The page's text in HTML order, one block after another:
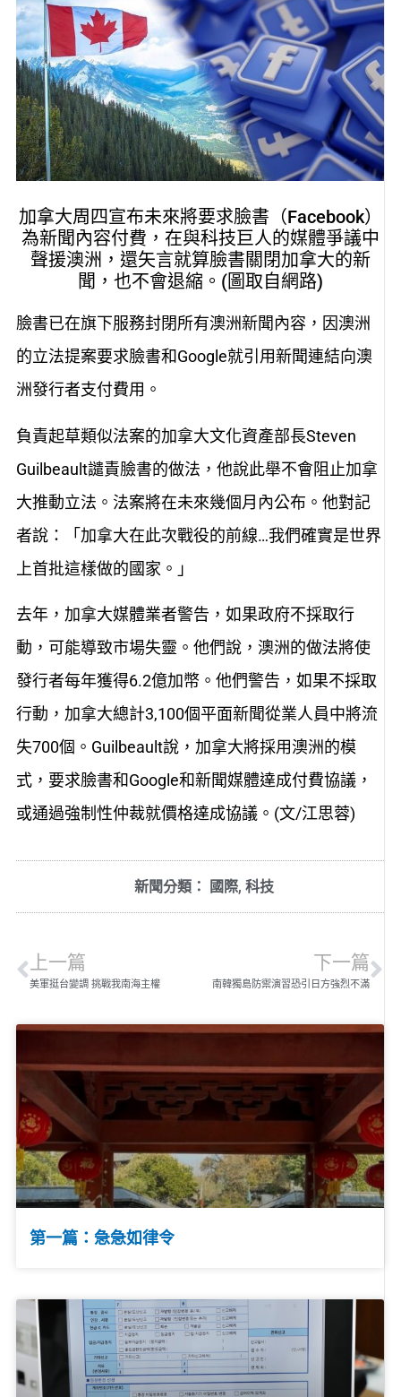
加拿大周四宣布未來將要求臉書（Facebook）
為新聞內容付費，在與科技巨人的媒體爭議中
聲援澳洲，還矢言就算臉書關閉加拿大的新
聞，也不會退縮。(圖取自網路)
臉書已在旗下服務封閉所有澳洲新聞內容，因澳洲
的立法提案要求臉書和Google就引用新聞連結向澳
洲發行者支付費用。
負責起草類似法案的加拿大文化資產部長Steven
Guilbeault譴責臉書的做法，他說此舉不會阻止加拿
大推動立法。法案將在未來幾個月內公布。他對記
者說：「加拿大在此次戰役的前線…我們確實是世界
上首批這樣做的國家。」
去年，加拿大媒體業者警告，如果政府不採取行
動，可能導致市場失靈。他們說，澳洲的做法將使
發行者每年獲得6.2億加幣。他們警告，如果不採取
行動，加拿大總計3,100個平面新聞從業人員中將流
失700個。Guilbeault說，加拿大將採用澳洲的模
式，要求臉書和Google和新聞媒體達成付費協議，
或通過強制性仲裁就價格達成協議。(文/江思蓉)
新聞分類： 國際, 科技
上一篇
美軍挺台變調 挑戰我南海主權
下一篇
南韓獨島防禦演習恐引日方強烈不滿
第一篇：急急如律令